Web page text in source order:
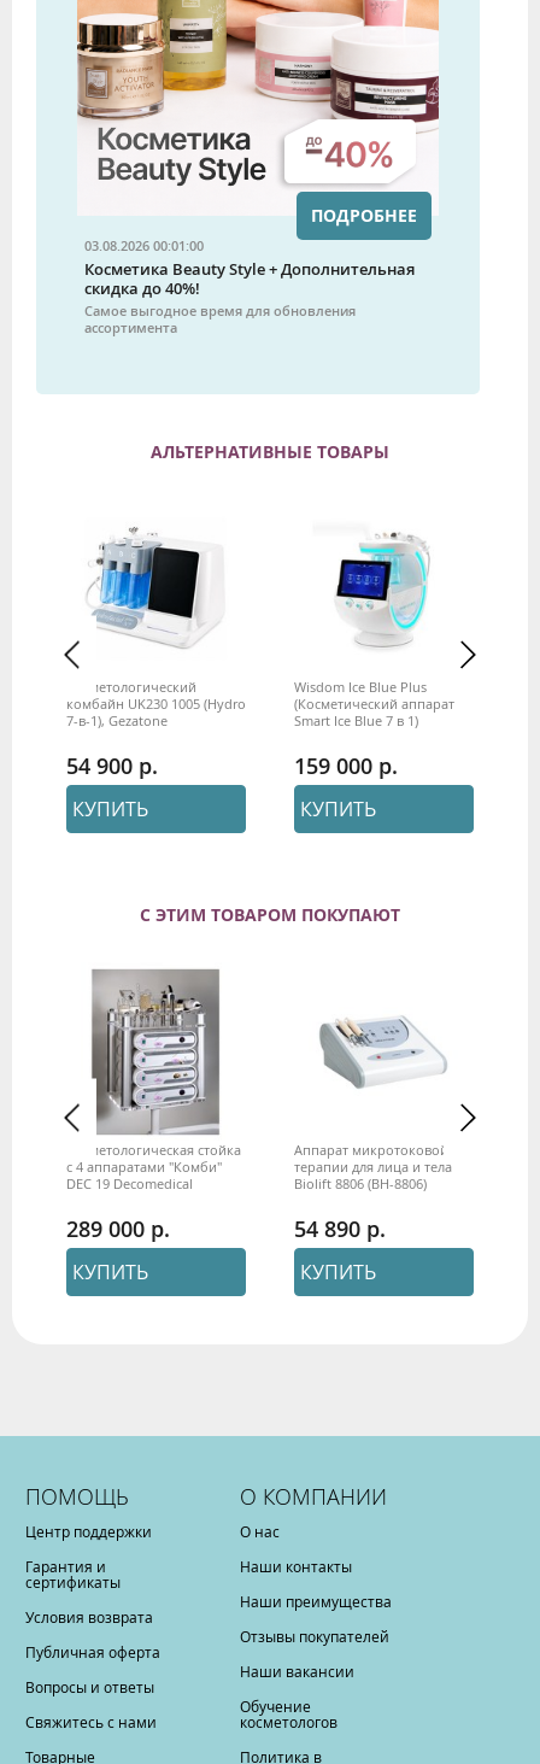
03.08.2026 00:01:00
Косметика Beauty Style + Дополнительная
скидка до 40%!
Самое выгодное время для обновления
ассортимента
ПОДРОБНЕЕ
АЛЬТЕРНАТИВНЫЕ ТОВАРЫ
Косметологический
комбайн UK230 1005 (Hydro
7-в-1), Gezatone
54 900
КУПИТЬ
Wisdom Ice Blue Plus
(Косметический аппарат
Smart Ice Blue 7 в 1)
159 000
КУПИТЬ
С ЭТИМ ТОВАРОМ ПОКУПАЮТ
Косметологическая стойка
с 4 аппаратами "Комби"
DEC 19 Decomedical
289 000
КУПИТЬ
Аппарат микротоковой
терапии для лица и тела
Biolift 8806 (BH-8806)
54 890
КУПИТЬ
ПОМОЩЬ
Центр поддержки
Гарантия и
сертификаты
Условия возврата
Публичная оферта
Вопросы и ответы
Свяжитесь с нами
Товарные
О КОМПАНИИ
О нас
Наши контакты
Наши преимущества
Отзывы покупателей
Наши вакансии
Обучение
косметологов
Политика в